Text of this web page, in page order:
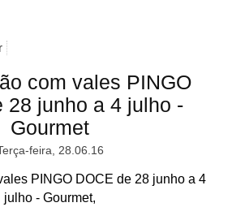
com vales PINGO
28 junho a 4 julho -
Gourmet
feira, 28.06.16
PINGO DOCE de 28 junho a 4
julho - Gourmet,